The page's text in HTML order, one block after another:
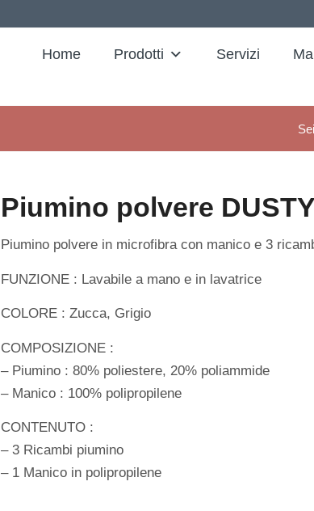
Home Prodotti Servizi
Piumino polvere
Piumino polvere in microfibra con manico e 3
FUNZIONE : Lavabile a mano e in lavatrice
COLORE : Zucca, Grigio
COMPOSIZIONE :
– Piumino : 80% poliestere, 20% poliammide
– Manico : 100% polipropilene
CONTENUTO :
– 3 Ricambi piumino
– 1 Manico in polipropilene